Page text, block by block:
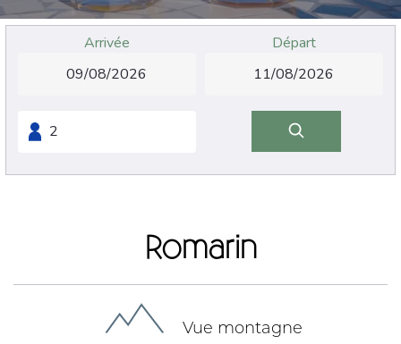
Arrivée Départ
Romarin
Vue montagne